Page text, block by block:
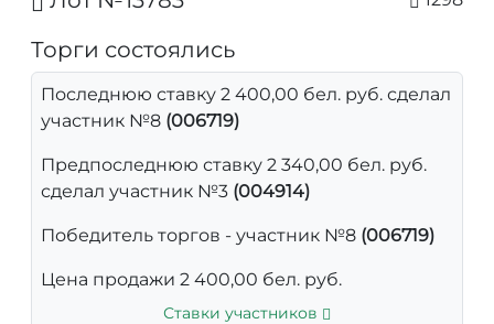
Торги состоялись
Последнюю ставку 2 400,00 бел. руб. сделал
участник №8 (006719)
Предпоследнюю ставку 2 340,00 бел. руб.
сделал участник №3 (004914)
Победитель торгов - участник №8 (006719)
Цена продажи 2 400,00 бел. руб.
Ставки участников